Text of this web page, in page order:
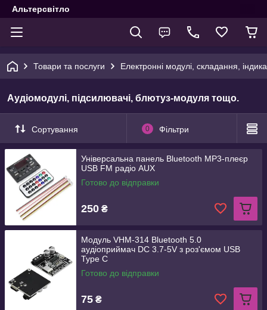
Альтерсвітло
Товари та послуги Електронні модулі, складання,
Аудіомодулі, підсилювачі, блютуз-модуля тощо.
Сортування 0 Фільтри
Універсальна панель Bluetooth MP3-плеєр
USB FM радіо AUX
Готово до відправки
250 ₴
Модуль VHM-314 Bluetooth 5.0
аудіоприймач DC 3.7-5V з роз'ємом USB
Type C
Готово до відправки
75 ₴